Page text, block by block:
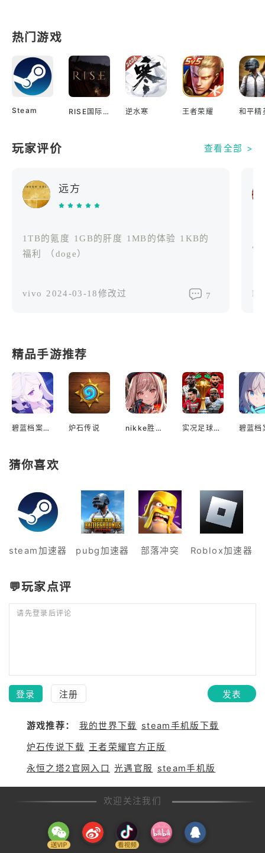
热门游戏
Steam RISE国际服 逆水寒 王者荣耀 和平精
玩家评价 查看全部 >
远方
1TB的氪度 1GB的肝度 1MB的体验 1KB的
福利 （doge）
vivo 2024-03-18修改过 7
小
精品手游推荐
碧蓝档案国际服 炉石传说 nikke胜利女神国际服 实况足球2022手游
猜你喜欢
steam加速器 pubg加速器 部落冲突 Roblox加速器
💬玩家点评
请先登录后评论
登录 注册 发表
游戏推荐： 我的世界下载 steam手机版下载
炉石传说下载 王者荣耀官方正版
永恒之塔2官网入口 光遇官服 steam手机版
欢迎关注我们